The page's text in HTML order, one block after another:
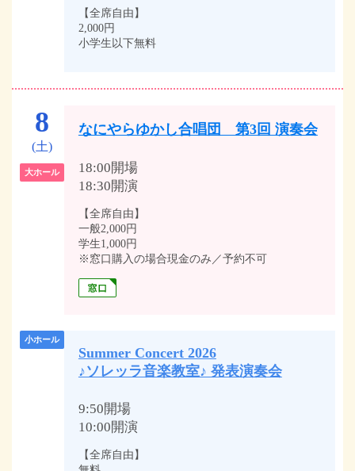
【全席自由】
2,000円
小学生以下無料
8
(土)
大ホール
なにやらゆかし合唱団 第3回 演奏会
18:00開場
18:30開演
【全席自由】
一般2,000円
学生1,000円
※窓口購入の場合現金のみ／予約不可
小ホール
Summer Concert 2026
♪ソレッラ音楽教室♪ 発表演奏会
9:50開場
10:00開演
【全席自由】